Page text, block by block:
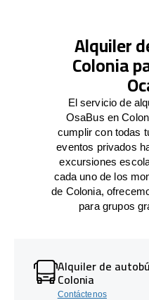
Alquiler
Colonia
El servicio de
OsaBus en
cumplir con todas
eventos privados
excursiones
cada uno de los
de Colonia,
para grupos
Alquiler de
Colonia
Contáctenos